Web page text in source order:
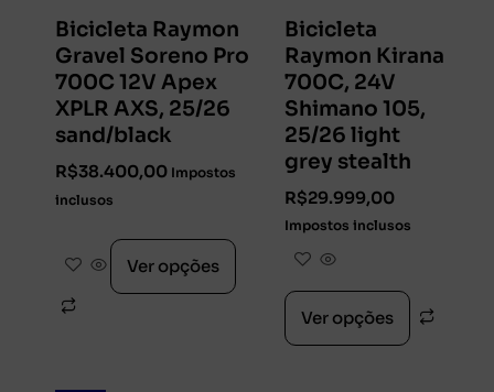
Bicicleta Raymon
Gravel Soreno Pro
700C 12V Apex
XPLR AXS, 25/26
sand/black
R$38.400,00 Impostos
inclusos
Ver opções
Bicicleta
Raymon Kirana
700C, 24V
Shimano 105,
25/26 light
grey stealth
R$29.999,00
Impostos inclusos
Ver opções